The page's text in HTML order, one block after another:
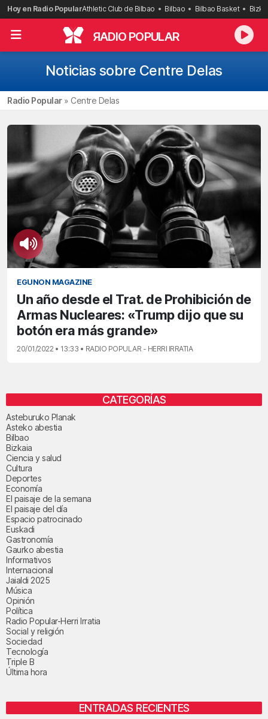
Saltar
al
contenido
Hoy en Radio PopularAthletic Club de Bilbao Bilbao Bilbao Basket
RADIO POPULAR
Noticias sobre Centre Delas
Radio Popular» Centre Delas
EGUNON MAGAZINE
Un año desde el Trat. de Prohibición de
Armas Nucleares: «Trump dijo que su
botón era más grande»
20/01/2022 • 13:33 • RADIO POPULAR - HERRI IRRATIA
CATEGORÍAS
Asteburuko Planak
Asteko abestia
Bilbao
Bizkaia
Ciencia y salud
Cultura
Deportes
Economía
El paisaje de la semana
El paisaje del día
Espacio patrocinado
Euskadi
Gastronomía
Gaurko abestia
Informativos
Internacional
Jaialdi 2025
Música
Opinión
Política
Radio Popular-Herri Irratia
Social y religión
Sociedad
Tecnología
Triple B
Última hora
ENTRADAS RECIENTES